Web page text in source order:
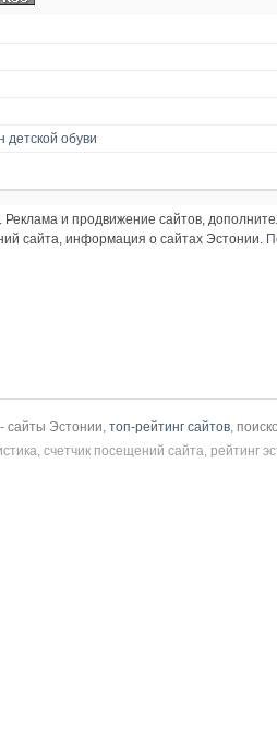
детской обуви
Реклама и продвижение сайтов,
сайта, информация о сайтах Эстонии.
сайты Эстонии, топ-рейтинг сайтов ,
счетчик посещений сайта, рейтинг